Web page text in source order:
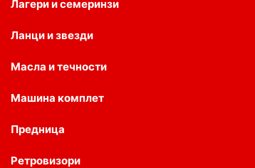
Лагери и семеринзи
Ланци и звезди
Масла и течности
Машина комплет
Предница
Ретровизори